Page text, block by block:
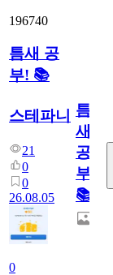
196740
틈새 공
부! 📚
스테파니
21
0
0
26.08.05
0
틈
새
공
부!
📚